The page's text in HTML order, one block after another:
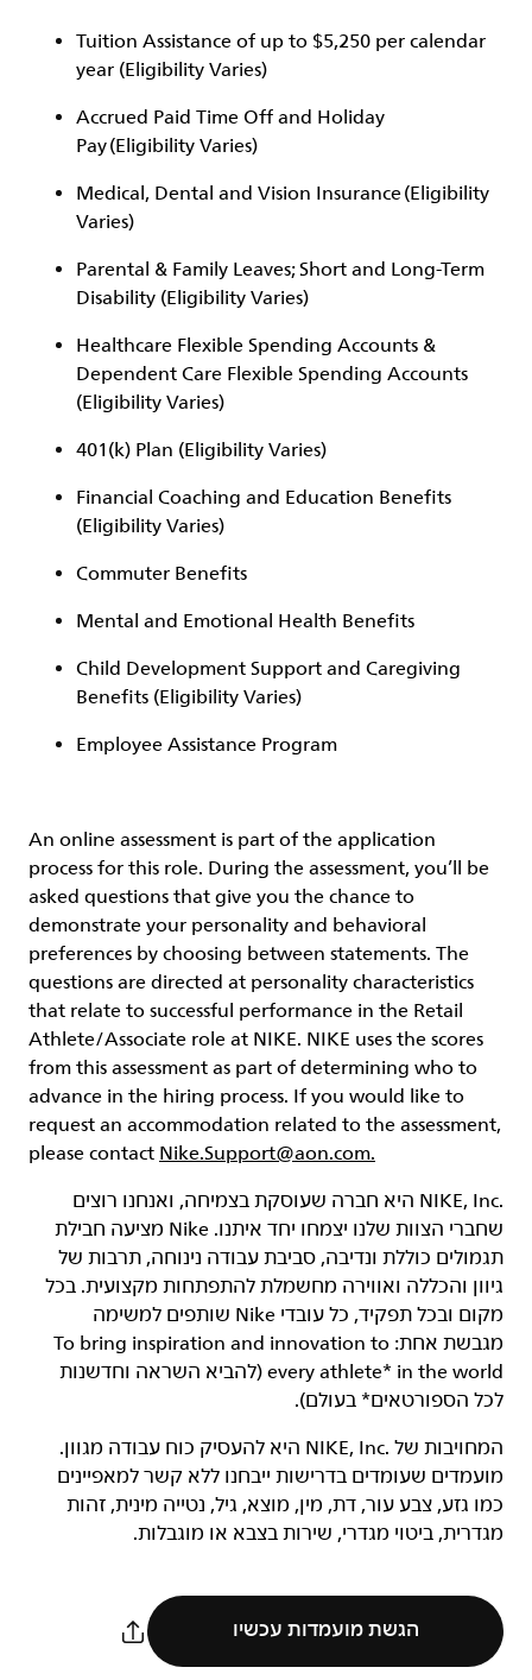
Tuition Assistance of up to $5,250 per calendar
year (Eligibility Varies)
Accrued Paid Time Off and Holiday
Pay (Eligibility Varies)
Medical, Dental and Vision Insurance (Eligibility
Varies)
Parental & Family Leaves; Short and Long-Term
Disability (Eligibility Varies)
Healthcare Flexible Spending Accounts &
Dependent Care Flexible Spending Accounts
(Eligibility Varies)
401(k) Plan (Eligibility Varies)
Financial Coaching and Education Benefits
(Eligibility Varies)
Commuter Benefits
Mental and Emotional Health Benefits
Child Development Support and Caregiving
Benefits (Eligibility Varies)
Employee Assistance Program
An online assessment is part of the application
process for this role. During the assessment, you’ll be
asked questions that give you the chance to
demonstrate your personality and behavioral
preferences by choosing between statements. The
questions are directed at personality characteristics
that relate to successful performance in the Retail
Athlete/Associate role at NIKE. NIKE uses the scores
from this assessment as part of determining who to
advance in the hiring process. If you would like to
request an accommodation related to the assessment,
please contact Nike.Support@aon.com.
‏NIKE, Inc.‎ היא חברה שעוסקת בצמיחה, ואנחנו רוצים
שחברי הצוות שלנו יצמחו יחד איתנו. Nike מציעה חבילת
תגמולים כוללת ונדיבה, סביבת עבודה נינוחה, תרבות של
גיוון והכללה ואווירה מחשמלת להתפתחות מקצועית. בכל
מקום ובכל תפקיד, כל עובדי Nike שותפים למשימה
מגבשת אחת: To bring inspiration and innovation to
every athlete* in the world (להביא השראה וחדשנות
לכל הספורטאים* בעולם).
המחויבות של NIKE, Inc.‎ היא להעסיק כוח עבודה מגוון.
מועמדים שעומדים בדרישות ייבחנו ללא קשר למאפיינים
כמו גזע, צבע עור, דת, מין, מוצא, גיל, נטייה מינית, זהות
מגדרית, ביטוי מגדרי, שירות בצבא או מוגבלות.
הגשת מועמדות עכשיו